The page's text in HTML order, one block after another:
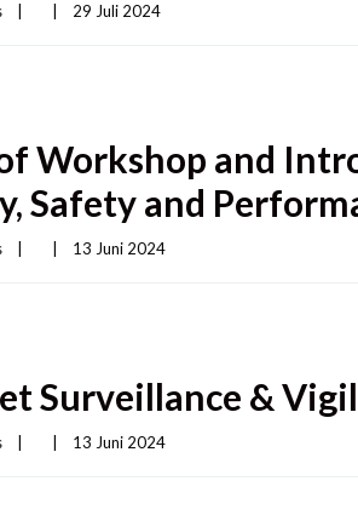
29 Juli 2024
Workshop and
Safety and
13 Juni 2024
Surveillance &
13 Juni 2024